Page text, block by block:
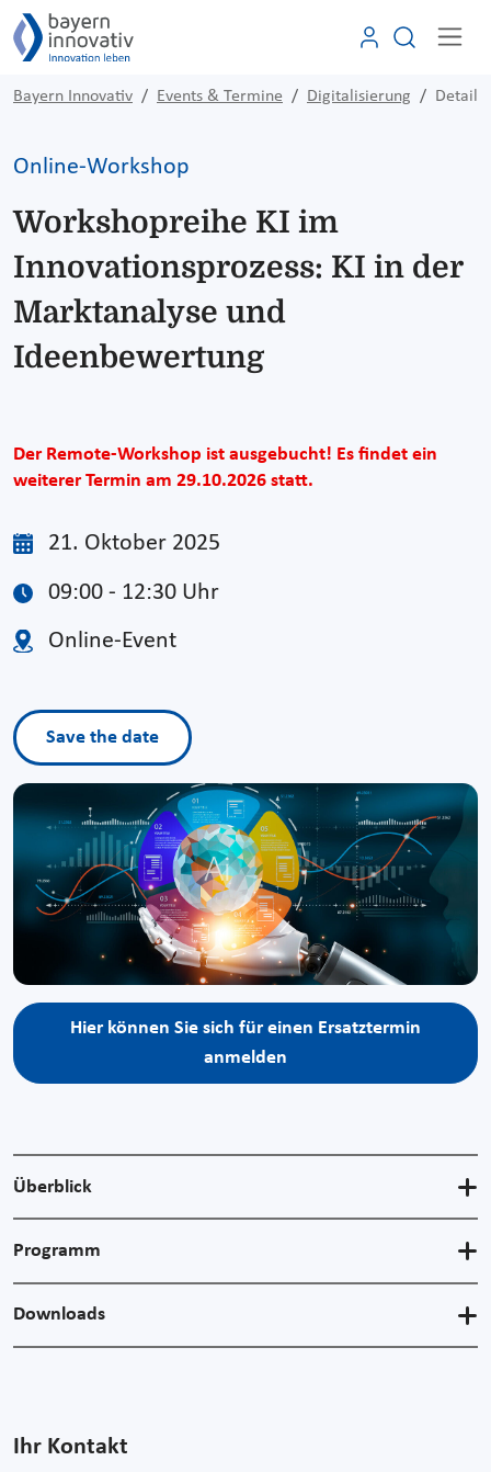
Bayern Innovativ Events & Termine Digitalisierung Detail
Online-Workshop
Workshopreihe KI im
Innovationsprozess: KI in der
Marktanalyse und
Ideenbewertung
Der Remote-Workshop ist ausgebucht! Es findet ein
weiterer Termin am 29.10.2026 statt.
21. Oktober 2025
09:00 - 12:30 Uhr
Online-Event
Save the date
Hier können Sie sich für einen Ersatztermin
anmelden
Überblick
Programm
Downloads
Ihr Kontakt